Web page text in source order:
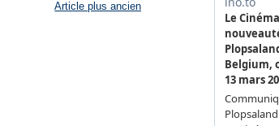
Article plus ancien